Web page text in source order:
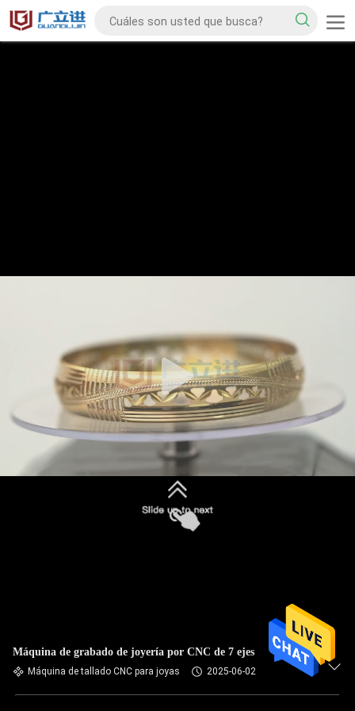
Máquina de grabado de joyería por CNC de 7 ejes
Máquina de tallado CNC para joyas 2025-06-02